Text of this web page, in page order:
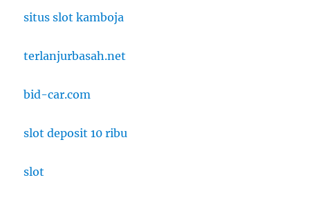
situs slot kamboja
terlanjurbasah.net
bid-car.com
slot deposit 10 ribu
slot